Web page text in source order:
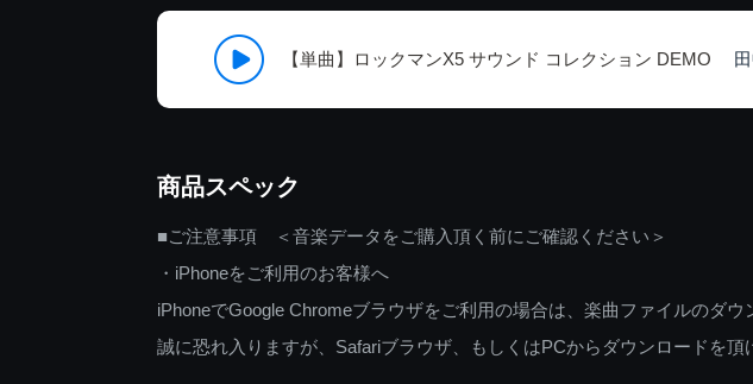
【単曲】ロックマンX5 サウンド コレクション DEMO
商品スペック
■ご注意事項 ＜音楽データをご購入頂く前にご確認ください＞
・iPhoneをご利用のお客様へ
iPhoneでGoogle Chromeブラウザをご利用の場合は、楽曲ファイルのダウ
誠に恐れ入りますが、Safariブラウザ、もしくはPCからダウンロードを頂